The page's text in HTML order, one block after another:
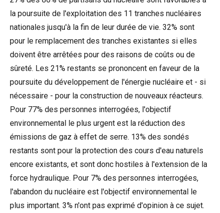
la poursuite de l'exploitation des 11 tranches nucléaires
nationales jusqu'à la fin de leur durée de vie. 32% sont
pour le remplacement des tranches existantes si elles
doivent être arrêtées pour des raisons de coûts ou de
sûreté. Les 21% restants se prononcent en faveur de la
poursuite du développement de l'énergie nucléaire et - si
nécessaire - pour la construction de nouveaux réacteurs.
Pour 77% des personnes interrogées, l'objectif
environnemental le plus urgent est la réduction des
émissions de gaz à effet de serre. 13% des sondés
restants sont pour la protection des cours d'eau naturels
encore existants, et sont donc hostiles à l'extension de la
force hydraulique. Pour 7% des personnes interrogées,
l'abandon du nucléaire est l'objectif environnemental le
plus important. 3% n'ont pas exprimé d'opinion à ce sujet.